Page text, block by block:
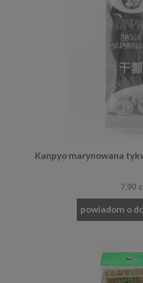
Kanpyo marynowana
7,90
powiadom o